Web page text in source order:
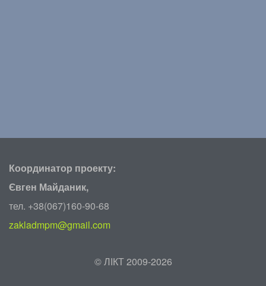
Координатор проекту:
Євген Майданик,
тел. +38(067)160-90-68
zakladmpm@gmail.com
©ЛІКТ 2009-2026